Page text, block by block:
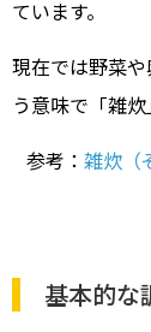
ています。
現在では野菜
う意味で「雑
参考： 雑炊（
基本的な